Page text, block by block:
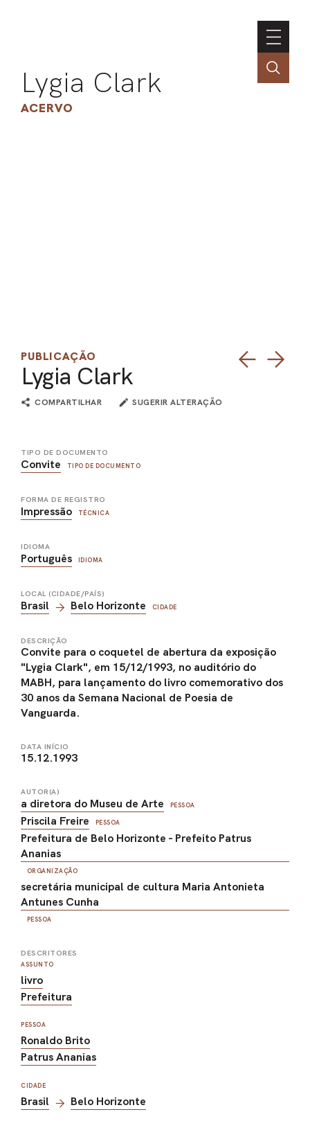
Lygia Clark
ACERVO
PUBLICAÇÃO
Lygia Clark
COMPARTILHAR SUGERIR ALTERAÇÃO
TIPO DE DOCUMENTO
Convite TIPO DE DOCUMENTO
FORMA DE REGISTRO
Impressão TÉCNICA
IDIOMA
Português IDIOMA
LOCAL (CIDADE/PAÍS)
Brasil Belo Horizonte CIDADE
DESCRIÇÃO
Convite para o coquetel de abertura da exposição
"Lygia Clark", em 15/12/1993, no auditório do
MABH, para lançamento do livro comemorativo dos
30 anos da Semana Nacional de Poesia de
Vanguarda.
DATA INÍCIO
15.12.1993
AUTOR(A)
a diretora do Museu de Arte PESSOA
Priscila Freire PESSOA
Prefeitura de Belo Horizonte - Prefeito Patrus
Ananias
ORGANIZAÇÃO
secretária municipal de cultura Maria Antonieta
Antunes Cunha
PESSOA
DESCRITORES
ASSUNTO
livro
Prefeitura
PESSOA
Ronaldo Brito
Patrus Ananias
CIDADE
Brasil Belo Horizonte